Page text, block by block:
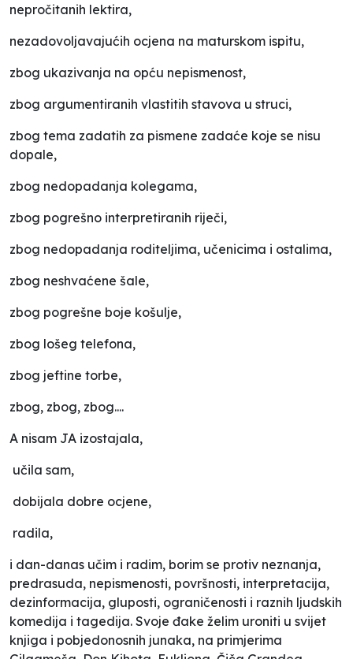
nepročitanih lektira,
nezadovoljavajućih ocjena na maturskom ispitu,
zbog ukazivanja na opću nepismenost,
zbog argumentiranih vlastitih stavova u struci,
zbog tema zadatih za pismene zadaće koje se nisu
dopale,
zbog nedopadanja kolegama,
zbog pogrešno interpretiranih riječi,
zbog nedopadanja roditeljima, učenicima i ostalima,
zbog neshvaćene šale,
zbog pogrešne boje košulje,
zbog lošeg telefona,
zbog jeftine torbe,
zbog, zbog, zbog....
A nisam JA izostajala,
učila sam,
dobijala dobre ocjene,
radila,
i dan-danas učim i radim, borim se protiv neznanja,
predrasuda, nepismenosti, površnosti, interpretacija,
dezinformacija, gluposti, ograničenosti i raznih ljudskih
komedija i tagedija. Svoje đake želim uroniti u svijet
knjiga i pobjedonosnih junaka, na primjerima